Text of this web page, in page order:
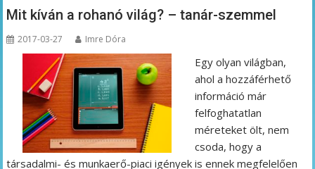
Mit kíván a rohanó világ? – tanár-szemmel
2017-03-27 Imre Dóra
Egy olyan világban,
ahol a hozzáférhető
információ már
felfoghatatlan
méreteket ölt, nem
csoda, hogy a
társadalmi- és munkaerő-piaci igények is ennek megfelelően